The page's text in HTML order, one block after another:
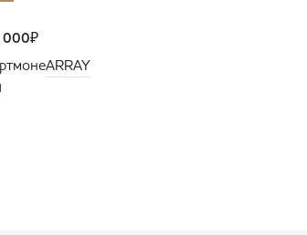
000₽
ARRAY